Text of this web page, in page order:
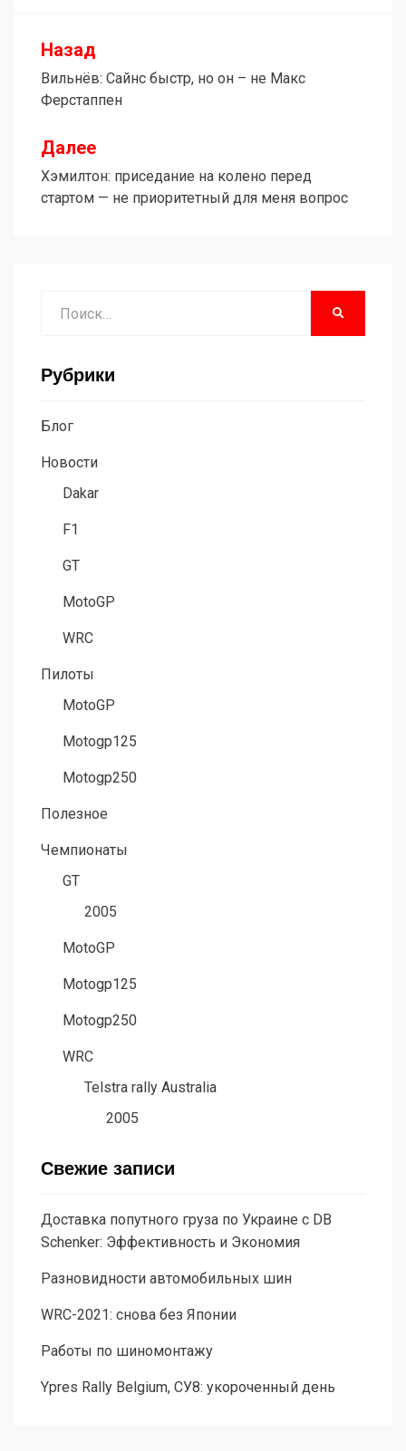
Навигация
по
записям
Назад
Вильнёв: Сайнс быстр, но он – не Макс
Ферстаппен
Далее
Хэмилтон: приседание на колено перед
стартом — не приоритетный для меня вопрос
Рубрики
Блог
Новости
Dakar
F1
GT
MotoGP
WRC
Пилоты
MotoGP
Motogp125
Motogp250
Полезное
Чемпионаты
GT
2005
MotoGP
Motogp125
Motogp250
WRC
Telstra rally Australia
2005
Свежие записи
Доставка попутного груза по Украине с DB
Schenker: Эффективность и Экономия
Разновидности автомобильных шин
WRC-2021: снова без Японии
Работы по шиномонтажу
Ypres Rally Belgium, СУ8: укороченный день